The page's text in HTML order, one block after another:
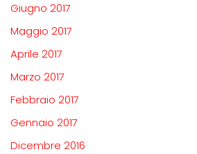
Giugno 2017
Maggio 2017
Aprile 2017
Marzo 2017
Febbraio 2017
Gennaio 2017
Dicembre 2016